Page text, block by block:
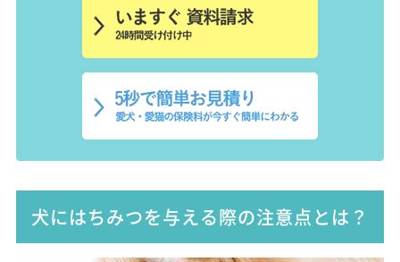
犬にはちみつを与える際の注意点とは？